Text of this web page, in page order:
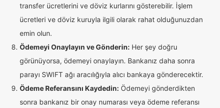
transfer ücretlerini ve döviz kurlarını gösterebilir. İşlem
ücretleri ve döviz kuruyla ilgili olarak rahat olduğunuzdan
emin olun.
Ödemeyi Onaylayın ve Gönderin: Her şey doğru
görünüyorsa, ödemeyi onaylayın. Bankanız daha sonra
parayı SWIFT ağı aracılığıyla alıcı bankaya gönderecektir.
Ödeme Referansını Kaydedin: Ödemeyi gönderdikten
sonra bankanız bir onay numarası veya ödeme referansı